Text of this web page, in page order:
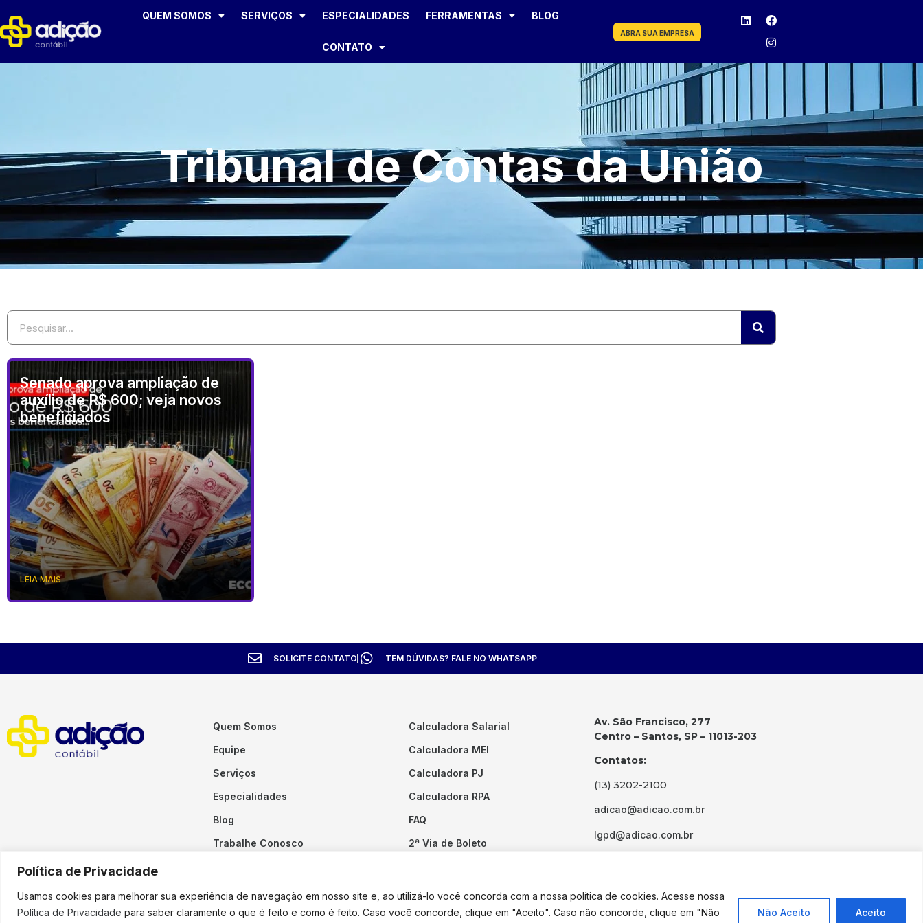
Política de Privacidade
Usamos cookies para melhorar sua experiência de navegação em nosso site e, ao utilizá-lo você concorda com a nossa política de cookies. Acesse nossa
Política de Privacidade para saber claramente o que é feito e como é feito. Caso você concorde, clique em "Aceito". Caso não concorde, clique em "Não
Não Aceito Aceito
QUEM SOMOS SERVIÇOS ESPECIALIDADES FERRAMENTAS BLOG
CONTATO
ABRA SUA EMPRESA
Tribunal de Contas da União
Senado aprova ampliação de
auxílio de R$ 600; veja novos
beneficiados
LEIA MAIS
SOLICITE CONTATO TEM DÚVIDAS? FALE NO WHATSAPP
Quem Somos
Equipe
Serviços
Especialidades
Blog
Trabalhe Conosco
Calculadora Salarial
Calculadora MEI
Calculadora PJ
Calculadora RPA
FAQ
2ª Via de Boleto
Av. São Francisco, 277
Centro – Santos, SP – 11013-203
Contatos:
(13) 3202-2100
adicao@adicao.com.br
lgpd@adicao.com.br